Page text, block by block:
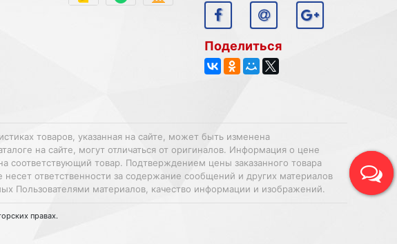
Поделиться
товаров, указанная на сайте, может быть изменена
на сайте, могут отличаться от оригиналов. Информация о цене
соответствующий товар. Подтверждением цены заказанного товара
ответственности за содержание сообщений и других материалов
Пользователями материалов, качество информации и изображений.
правах.